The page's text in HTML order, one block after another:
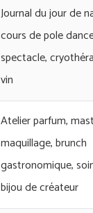
Journal du jour de
cours de pole
spectacle,
vin
Atelier parfum,
maquillage, brunch
gastronomique,
bijou de créateur